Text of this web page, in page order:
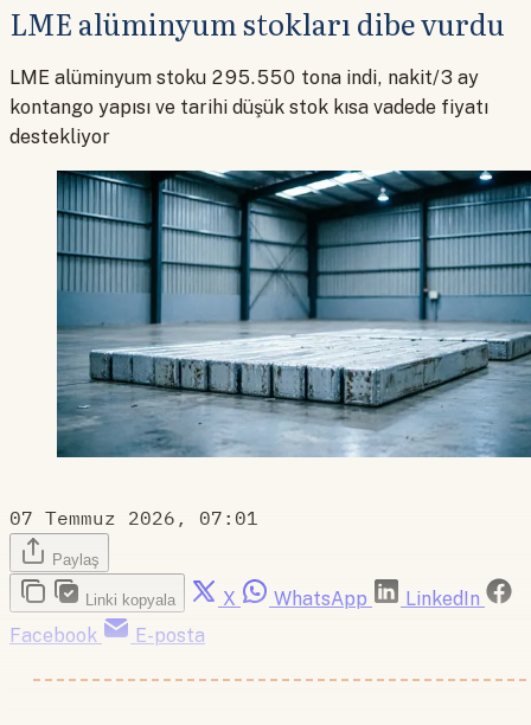
LME alüminyum stokları dibe vurdu
LME alüminyum stoku 295.550 tona indi, nakit/3 ay
kontango yapısı ve tarihi düşük stok kısa vadede fiyatı
destekliyor
07 Temmuz 2026, 07:01
Paylaş
Linki kopyala X WhatsApp
LinkedIn
Facebook
E-posta